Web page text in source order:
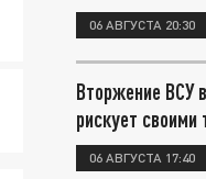
06 АВГУСТА 20:30
Вторжение ВСУ
рискует своими
06 АВГУСТА 17:40